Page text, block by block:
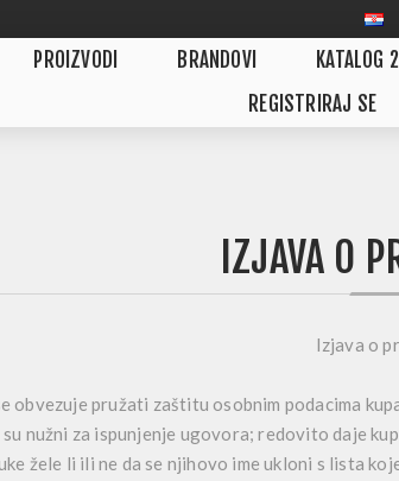
PROIZVODI BRANDOVI KATALOG
REGISTRIRAJ SE
IZJAVA O
Izjava o
obvezuje pružati zaštitu osobnim podacima
nužni za ispunjenje ugovora; redovito daje
žele li ili ne da se njihovo ime ukloni s lista